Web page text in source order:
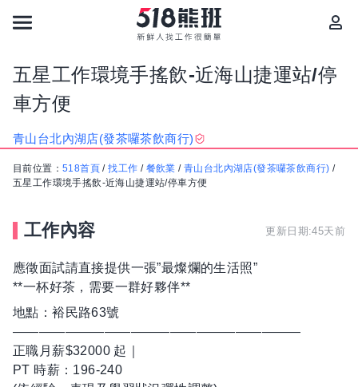
五星工作環境手搖飲-近海山捷運站/停
車方便
青山台北內湖店(發茶囉茶飲商行)
目前位置： 518首頁 /找工作 / 餐飲業 /青山台北內湖店(發茶囉茶飲商行) /
五星工作環境手搖飲-近海山捷運站/停車方便
工作內容 更新日期:45天前
應徵面試請直接提供一張”最燦爛的生活照”
**一杯好茶，需要一群好夥伴**
地點：裕民路63號
——————————————————————
正職月薪$32000 起｜
PT 時薪：196-240